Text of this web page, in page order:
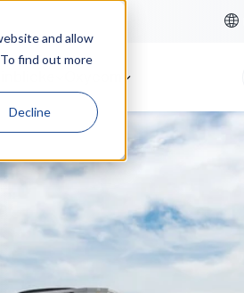
and allow
find out more
Decline